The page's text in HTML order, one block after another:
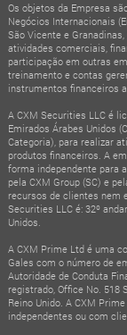
Os objetos da Empresa
Negócios Internacionais
São Vicente e
atividades comerciais,
participação em outras
treinamento e contas
instrumentos financeiros
A CXM Securities LLC é
Emirados Árabes Unidos
Categoria), para realizar
produtos financeiros. A
forma independente para
pela CXM Group (SC) e
recursos de clientes nem
Securities LLC é: 32º
Unidos.
A CXM Prime Ltd é uma
Gales com o número de
Autoridade de Conduta
registrado, Office No. 518
Reino Unido. A CXM
independentes ou com